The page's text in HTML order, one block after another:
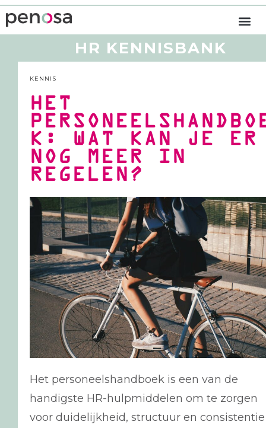
HR KENNISBANK
KENNIS
HET
K: WAT KAN JE ER
NOG MEER IN
REGELEN?
Het personeelshandboek is een van de
handigste HR-hulpmiddelen om te zorgen
voor duidelijkheid, structuur en consistentie